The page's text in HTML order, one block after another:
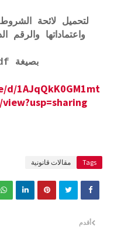
لتحميل لائحة
بصيغة pdf الرابط أسفله:
1AJqQkK0GM1mt
view?usp=sharing
Tags مقالات قانونية
أقدم